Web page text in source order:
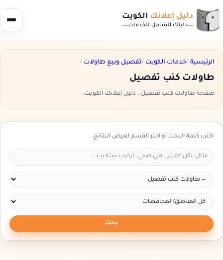
دليل إعلانك الكويت
دليلك الشامل للخدمات
الرئيسية /خدمات الكويت /تفصيل وبيع طاولات /
طاولات كنب تفصيل
صفحة طاولات كنب تفصيل . دليل إعلانك الكويت.
اكتب كلمة البحث أو اختر القسم لعرض النتائج.
بحث